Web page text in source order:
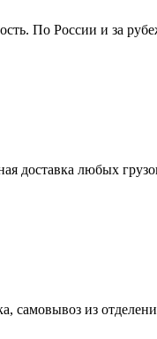
По России и за
доставка любых
самовывоз из